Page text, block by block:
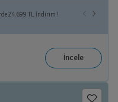
24.699 TL İndirim !